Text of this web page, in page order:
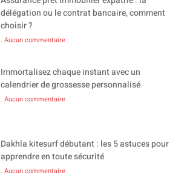
délégation ou le contrat bancaire, comment
choisir ?
Aucun commentaire
Immortalisez chaque instant avec un
calendrier de grossesse personnalisé
Aucun commentaire
Dakhla kitesurf débutant : les 5 astuces pour
apprendre en toute sécurité
Aucun commentaire